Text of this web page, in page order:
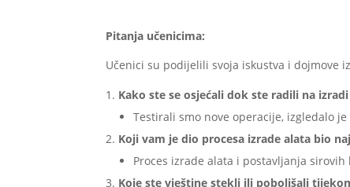
Pitanja učenicima:
Učenici su podijelili svoja iskustva i dojmove
Kako ste se osjećali dok ste radili na
Testirali smo nove operacije, izgledalo
Koji vam je dio procesa izrade alata bio
Proces izrade alata i postavljanja sirovih
Koje ste vještine stekli ili poboljšali